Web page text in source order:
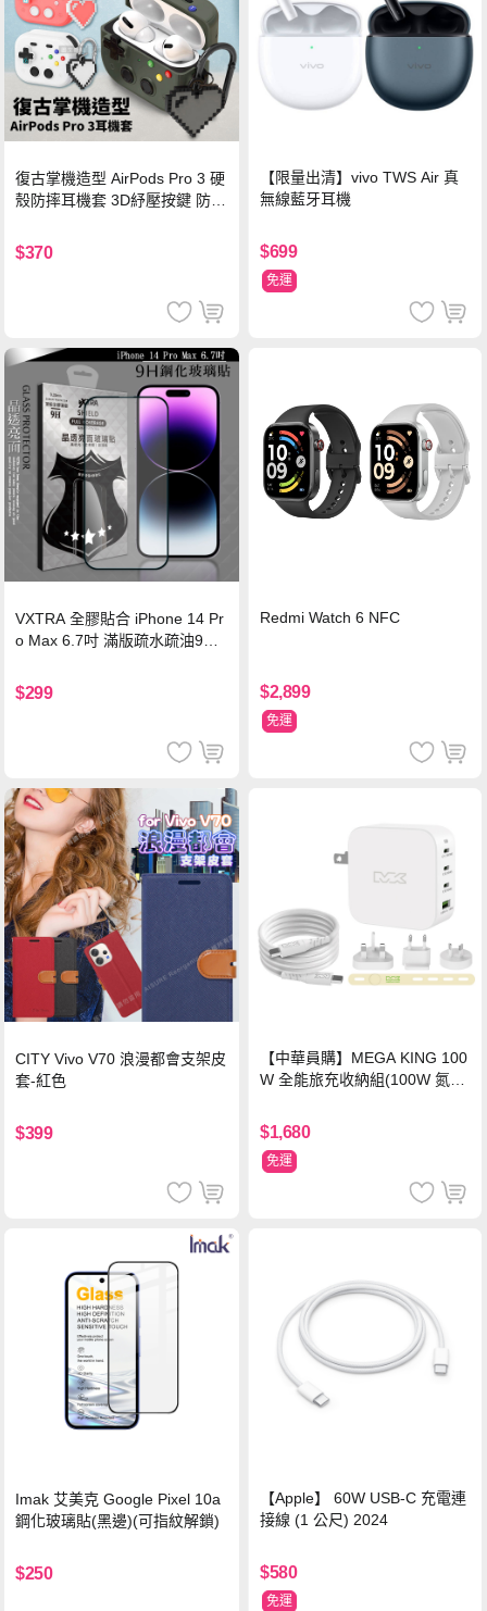
復古掌機造型 AirPods Pro 3 硬
殼防摔耳機套 3D紓壓按鍵 防開
$370
【限量出清】vivo TWS Air 真
無線藍牙耳機
$699
免運
VXTRA 全膠貼合 iPhone 14 Pr
o Max 6.7吋 滿版疏水疏油9H
$299
Redmi Watch 6 NFC
$2,899
免運
CITY Vivo V70 浪漫都會支架皮
套-紅色
$399
【中華員購】MEGA KING 100
W 全能旅充收納組(100W 氮化
萬國轉接器)
$1,680
免運
Imak 艾美克 Google Pixel 10a
鋼化玻璃貼(黑邊)(可指紋解鎖)
$250
【Apple】 60W USB-C 充電連
接線 (1 公尺) 2024
$580
免運